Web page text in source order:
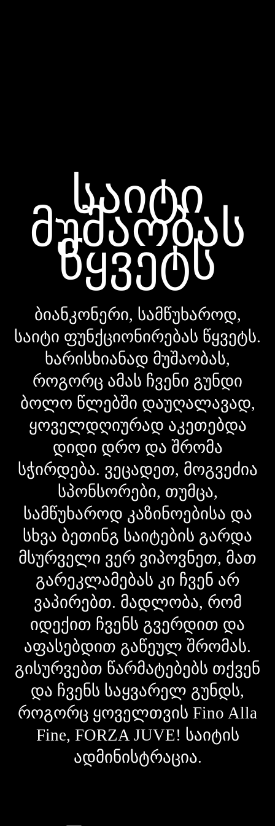
საიტი
მუშაობას
წყვეტს
ბიანკონერი, სამწუხაროდ,
საიტი ფუნქციონირებას წყვეტს.
ხარისხიანად მუშაობას,
როგორც ამას ჩვენი გუნდი
ბოლო წლებში დაუღალავად,
ყოველდღიურად აკეთებდა
დიდი დრო და შრომა
სჭირდება. ვეცადეთ, მოგვეძია
სპონსორები, თუმცა,
სამწუხაროდ კაზინოებისა და
სხვა ბეთინგ საიტების გარდა
მსურველი ვერ ვიპოვნეთ, მათ
გარეკლამებას კი ჩვენ არ
ვაპირებთ. მადლობა, რომ
იდექით ჩვენს გვერდით და
აფასებდით გაწეულ შრომას.
გისურვებთ წარმატებებს თქვენ
და ჩვენს საყვარელ გუნდს,
როგორც ყოველთვის Fino Alla
Fine, FORZA JUVE! საიტის
ადმინისტრაცია.